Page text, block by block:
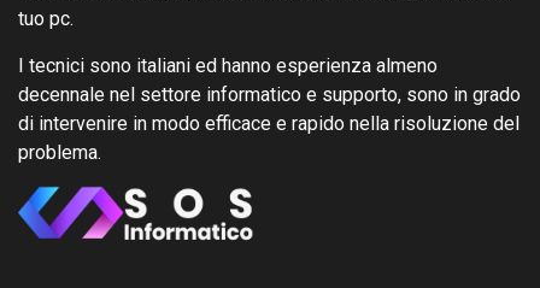
tuo pc.
I tecnici sono italiani ed hanno esperienza almeno
decennale nel settore informatico e supporto, sono in grado
di intervenire in modo efficace e rapido nella risoluzione del
problema.